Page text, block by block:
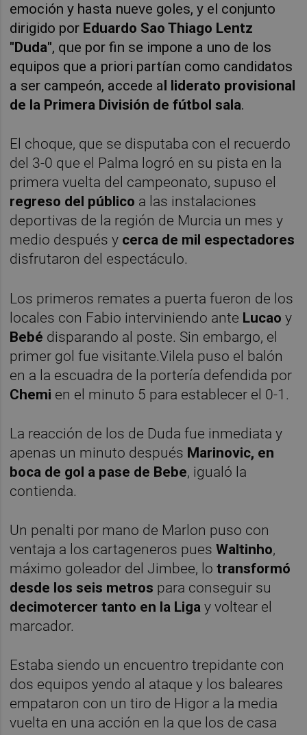
emoción y hasta nueve goles, y el conjunto
dirigido por Eduardo Sao Thiago Lentz
"Duda", que por fin se impone a uno de los
equipos que a priori partían como candidatos
a ser campeón, accede al liderato provisional
de la Primera División de fútbol sala.
El choque, que se disputaba con el recuerdo
del 3-0 que el Palma logró en su pista en la
primera vuelta del campeonato, supuso el
regreso del público a las instalaciones
deportivas de la región de Murcia un mes y
medio después y cerca de mil espectadores
disfrutaron del espectáculo.
Los primeros remates a puerta fueron de los
locales con Fabio interviniendo ante Lucaoy
Bebé disparando al poste. Sin embargo, el
primer gol fue visitante.Vilela puso el balón
en a la escuadra de la portería defendida por
Chemi en el minuto 5 para establecer el 0-1.
La reacción de los de Duda fue inmediata y
apenas un minuto después Marinovic, en
boca de gol a pase de Bebe, igualó la
contienda.
Un penalti por mano de Marlon puso con
ventaja a los cartageneros puesWaltinho,
máximo goleador del Jimbee, lotransformó
desde los seis metros para conseguir su
decimotercer tanto en la Liga y voltear el
marcador.
Estaba siendo un encuentro trepidante con
dos equipos yendo al ataque y los baleares
empataron con un tiro de Higor a la media
vuelta en una acción en la que los de casa